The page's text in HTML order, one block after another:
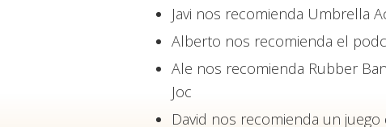
Javi nos recomienda Umbrella
Alberto nos recomienda el
Ale nos recomienda Rubber
Joc
David nos recomienda un